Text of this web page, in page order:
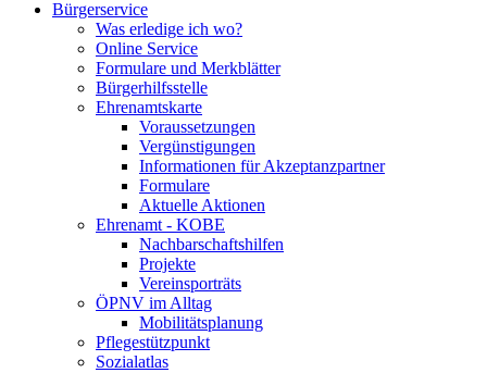
Bürgerservice
Was erledige ich wo?
Online Service
Formulare und Merkblätter
Bürgerhilfsstelle
Ehrenamtskarte
Voraussetzungen
Vergünstigungen
Informationen für Akzeptanzpartner
Formulare
Aktuelle Aktionen
Ehrenamt - KOBE
Nachbarschaftshilfen
Projekte
Vereinsporträts
ÖPNV im Alltag
Mobilitätsplanung
Pflegestützpunkt
Sozialatlas